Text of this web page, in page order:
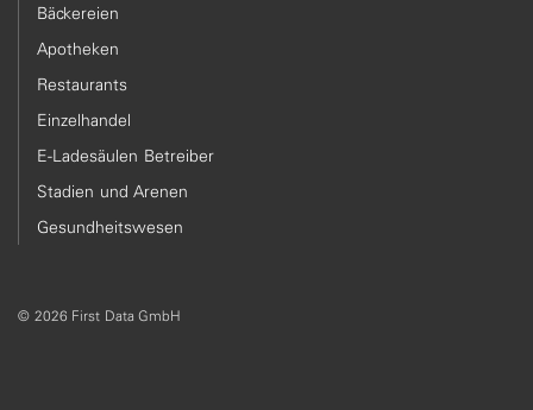
Bäckereien
Apotheken
Restaurants
Einzelhandel
E-Ladesäulen Betreiber
Stadien und Arenen
Gesundheitswesen
© 2026 First Data GmbH